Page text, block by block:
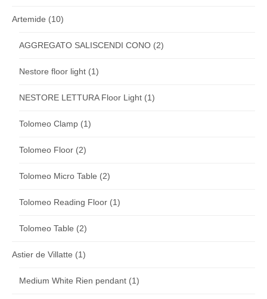
Artemide (10)
AGGREGATO SALISCENDI CONO (2)
Nestore floor light (1)
NESTORE LETTURA Floor Light (1)
Tolomeo Clamp (1)
Tolomeo Floor (2)
Tolomeo Micro Table (2)
Tolomeo Reading Floor (1)
Tolomeo Table (2)
Astier de Villatte (1)
Medium White Rien pendant (1)